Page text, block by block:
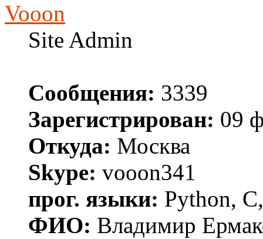
Vooon
Site Admin
Сообщения: 3339
Зарегистрирован: 09
Откуда: Москва
Skype: vooon341
прог. языки: Python,
ФИО: Владимир